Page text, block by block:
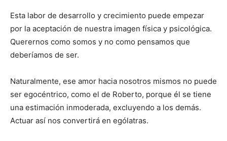
Esta labor de desarrollo y crecimiento puede empezar
por la aceptación de nuestra imagen física y psicológica.
Querernos como somos y no como pensamos que
deberíamos de ser.
Naturalmente, ese amor hacia nosotros mismos no puede
ser egocéntrico, como el de Roberto, porque él se tiene
una estimación inmoderada, excluyendo a los demás.
Actuar así nos convertirá en ególatras.